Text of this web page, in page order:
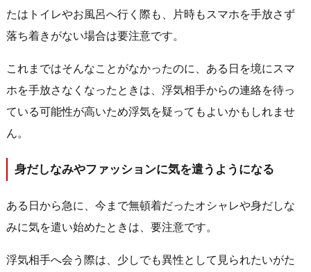
たはトイレやお風呂へ行く際も、片時もスマホを手放さず
落ち着きがない場合は要注意です。
これまではそんなことがなかったのに、ある日を境にスマ
ホを手放さなくなったときは、浮気相手からの連絡を待っ
ている可能性が高いため浮気を疑ってもよいかもしれませ
ん。
身だしなみやファッションに気を遣うようになる
ある日から急に、今まで無頓着だったオシャレや身だしな
みに気を遣い始めたときは、要注意です。
浮気相手へ会う際は、少しでも異性として見られたいがた